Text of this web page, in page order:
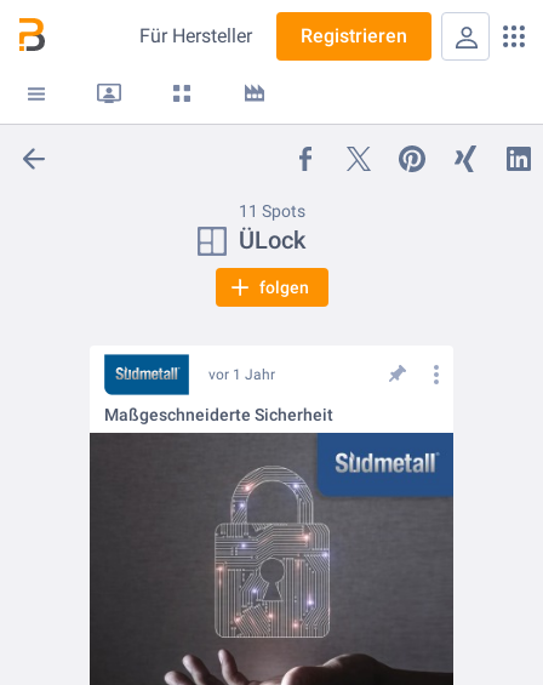
Für Hersteller Registrieren
11 Spots
ÜLock
folgen
vor 1 Jahr
Maßgeschneiderte Sicherheit